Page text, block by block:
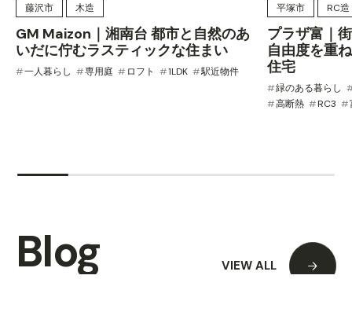
藤沢市 木造
GM Maizon｜湘南台 都市と自然のあ
いだに佇むラスティックな住まい
一人暮らし 専用庭 ロフト 1LDK 駅近物件
平塚市 RC造
プラザ富｜
自由度を重
住宅
緑のある暮らし
高断熱
RC3
Blog VIEW ALL